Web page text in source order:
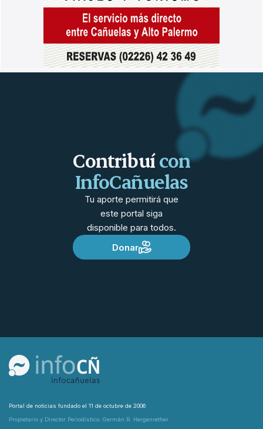
Contribuícon
InfoCañuelas
Tu aporte permitirá que
este portal siga
disponible para todos.
Donar
Portal de noticias fundado el 11 de octubre de 2006
Propietario y Director Periodístico: Germán R. Hergenrether